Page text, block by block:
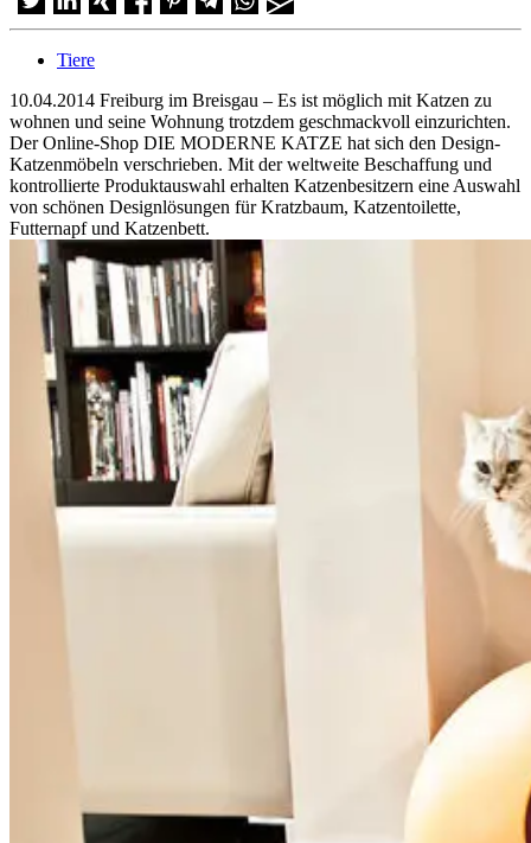
Tiere
10.04.2014 Freiburg im Breisgau – Es ist möglich mit Katzen zu
wohnen und seine Wohnung trotzdem geschmackvoll einzurichten.
Der Online-Shop DIE MODERNE KATZE hat sich den Design-
Katzenmöbeln verschrieben. Mit der weltweite Beschaffung und
kontrollierte Produktauswahl erhalten Katzenbesitzern eine Auswahl
von schönen Designlösungen für Kratzbaum, Katzentoilette,
Futternapf und Katzenbett.